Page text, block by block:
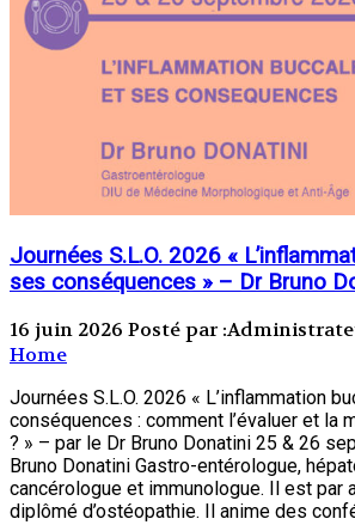
Journées S.L.O. 2026 «
ses conséquences » – Dr Bruno
16 juin 2026 Posté par
Home
Journées S.L.O. 2026 « L’inflammation
conséquences : comment l’évaluer et la
? » – par le Dr Bruno Donatini 25 & 26
Bruno Donatini Gastro-entérologue,
cancérologue et immunologue. Il est par
diplômé d’ostéopathie. Il anime des